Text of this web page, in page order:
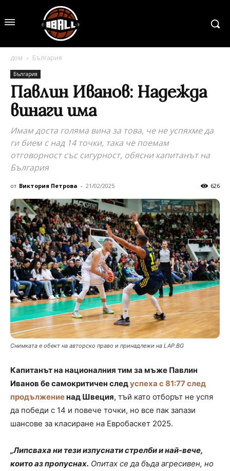
дом България
България
Павлин Иванов: Надежда
винаги има
Имам доста голяма вина за това, че не успяхме да
ги бием с над 14 точки, така че поемам
отговорност със сигурност, обясни капитанът на
България
от Виктория Петрова - 21/02/2025 626
Снимката е обект на авторско право и принадлежи на LAP.BG
Капитанът на националния тим за мъже Павлин
Иванов бе самокритичен следуспеха с 81:77 след
продължениенад Швеция, тъй като отборът не успя
да победи с 14 и повече точки, но все пак запази
шансове за класиране на Евробаскет 2025.
„Липсваха ни тези изпуснати стрелби и най-вече,
които аз пропуснах. Опитах се да бъда агресивен, но